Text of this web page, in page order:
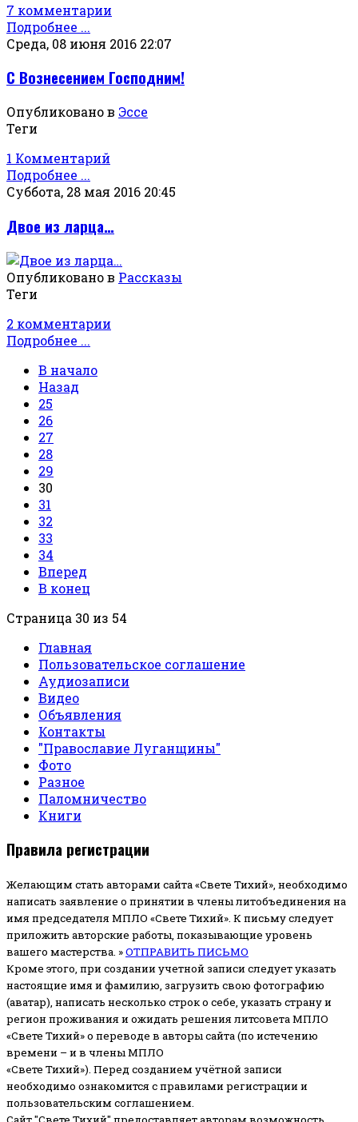
7 комментарии
Подробнее ...
Среда, 08 июня 2016 22:07
С Вознесением Господним!
Опубликовано в Эссе
Теги
1 Комментарий
Подробнее ...
Суббота, 28 мая 2016 20:45
Двое из ларца…
Опубликовано в Рассказы
Теги
2 комментарии
Подробнее ...
В начало
Назад
25
26
27
28
29
30
31
32
33
34
Вперед
В конец
Страница 30 из 54
Главная
Пользовательское соглашение
Аудиозаписи
Видео
Объявления
Контакты
"Православие Луганщины"
Фото
Разное
Паломничество
Книги
Правила регистрации
Желающим стать авторами сайта «Свете Тихий», необходимо
написать заявление о принятии в члены литобъединения на
имя председателя МПЛО «Свете Тихий». К письму следует
приложить авторские работы, показывающие уровень
вашего мастерства. »ОТПРАВИТЬ ПИСЬМО
Кроме этого, при создании учетной записи следует указать
настоящие имя и фамилию, загрузить свою фотографию
(аватар), написать несколько строк о себе, указать страну и
регион проживания и ожидать решения литсовета МПЛО
«Свете Тихий» о переводе в авторы сайта (по истечению
времени – и в члены МПЛО
«Свете Тихий»). Перед созданием учётной записи
необходимо ознакомится с правилами регистрации и
пользовательским соглашением.